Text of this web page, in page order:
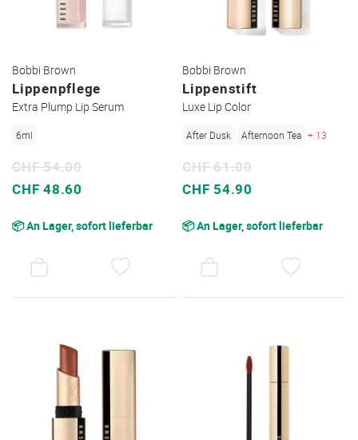
Bobbi Brown
Lippenpflege
Extra Plump Lip Serum
6ml
Sonderpreis
CHF 48.60
CHF 54.00
📦 An Lager, sofort lieferbar
Bobbi Brown
Lippenstift
Luxe Lip Color
After Dusk Afternoon Tea + 13
Sonderpreis
CHF 54.90
CHF 61.00
📦 An Lager, sofort lieferbar